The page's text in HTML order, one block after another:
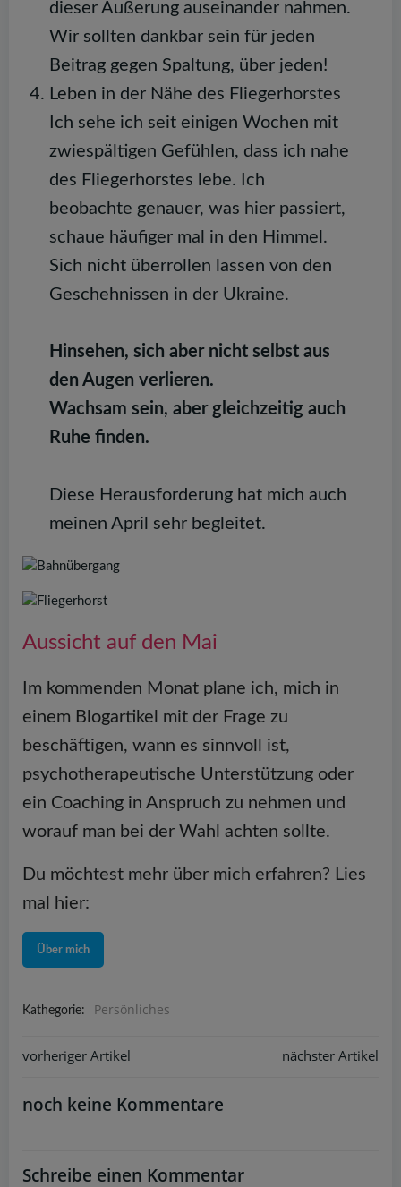
dieser Äußerung auseinander nahmen.
Wir sollten dankbar sein für jeden
Beitrag gegen Spaltung, über jeden!
Leben in der Nähe des Fliegerhorstes
Ich sehe ich seit einigen Wochen mit
zwiespältigen Gefühlen, dass ich nahe
des Fliegerhorstes lebe. Ich
beobachte genauer, was hier passiert,
schaue häufiger mal in den Himmel.
Sich nicht überrollen lassen von den
Geschehnissen in der Ukraine.
Hinsehen, sich aber nicht selbst aus
den Augen verlieren.
Wachsam sein, aber gleichzeitig auch
Ruhe finden.
Diese Herausforderung hat mich auch
meinen April sehr begleitet.
Aussicht auf den Mai
Im kommenden Monat plane ich, mich in
einem Blogartikel mit der Frage zu
beschäftigen, wann es sinnvoll ist,
psychotherapeutische Unterstützung oder
ein Coaching in Anspruch zu nehmen und
worauf man bei der Wahl achten sollte.
Du möchtest mehr über mich erfahren? Lies
mal hier:
Über mich
Kathegorie: Persönliches
Post
navigation
vorheriger Artikel
navigation
nächster Artikel
noch keine Kommentare
Schreibe einen Kommentar